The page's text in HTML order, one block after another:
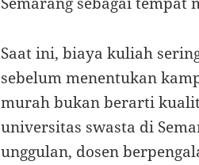
Saat ini, biaya kuliah
sebelum menentukan
murah bukan berarti
universitas swasta di
unggulan, dosen